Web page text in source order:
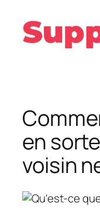
contenu
en
voisin